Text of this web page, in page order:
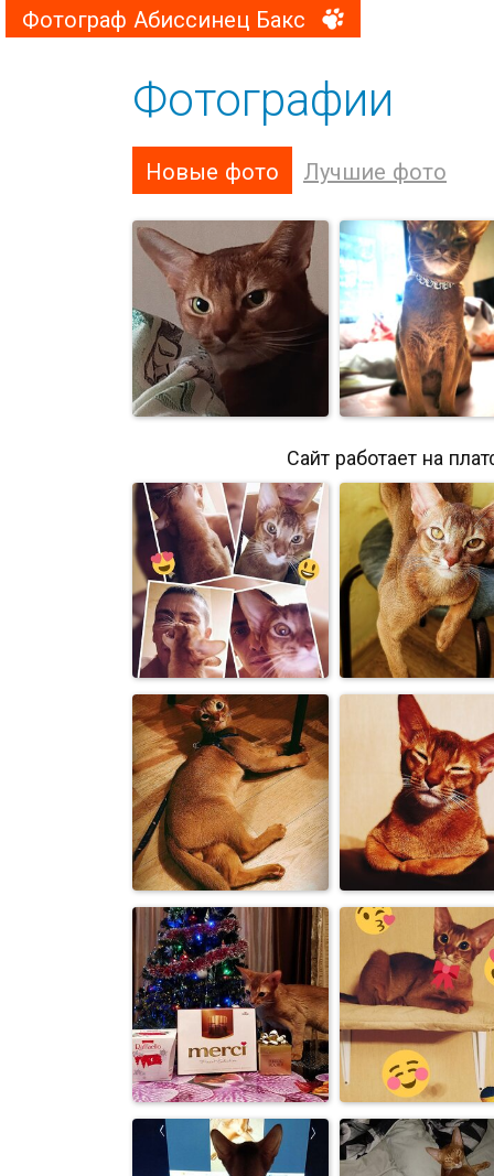
Фотограф Абиссинец Бакс
Фотографии
Новые фото Лучшие фото
Абиссинец Бакс
очень
интригующий
взгляд
Абиссинец
получил
ошейник ...
Сайт работает на
Абиссинец Бакс и
его хозяин.
Абиссинец
на этом фото
фотогенич...
Абиссинец Бакс
так собирается на
прог...
Абиссинец
задремал
лесной ...